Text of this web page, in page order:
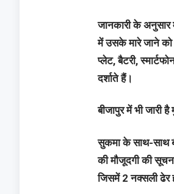
जानकारी के
में उसके मारे जाने
प्लेट, बैटरी,
दर्शाते हैं।
बीजापुर में भी जारी
सुकमा के साथ-साथ
की मौजूदगी की
जिसमें 2 नक्सली ढेर